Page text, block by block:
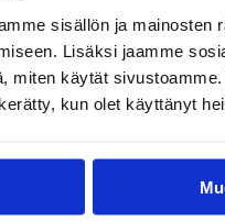
sisällön ja
Lisäksi jaamme
miten käytät
kun olet käyttänyt